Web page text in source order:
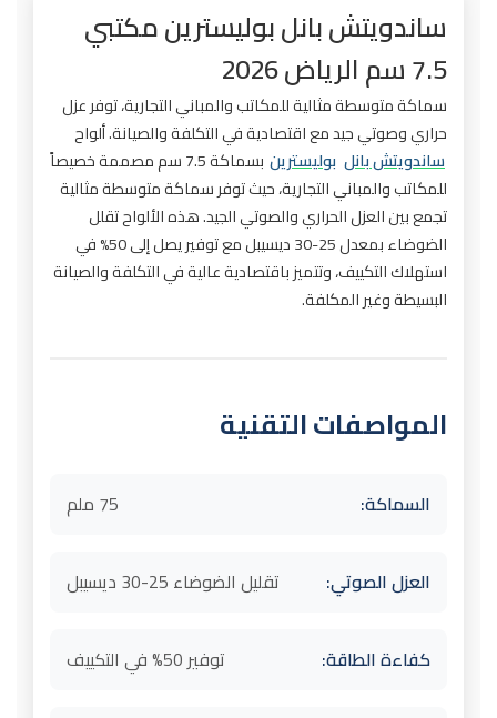
ساندويتش بانل بوليسترين مكتبي
7.5 سم الرياض 2026
سماكة متوسطة مثالية للمكاتب والمباني التجارية، توفر عزل
حراري وصوتي جيد مع اقتصادية في التكلفة والصيانة. ألواح
ساندويتش بانل بوليسترين
بسماكة 7.5 سم مصممة خصيصاً
للمكاتب والمباني التجارية، حيث توفر سماكة متوسطة مثالية
تجمع بين العزل الحراري والصوتي الجيد. هذه الألواح تقلل
الضوضاء بمعدل 25-30 ديسيبل مع توفير يصل إلى 50% في
استهلاك التكييف، وتتميز باقتصادية عالية في التكلفة والصيانة
البسيطة وغير المكلفة.
المواصفات التقنية
السماكة: 75 ملم
العزل الصوتي: تقليل الضوضاء 25-30 ديسيبل
كفاءة الطاقة: توفير 50% في التكييف